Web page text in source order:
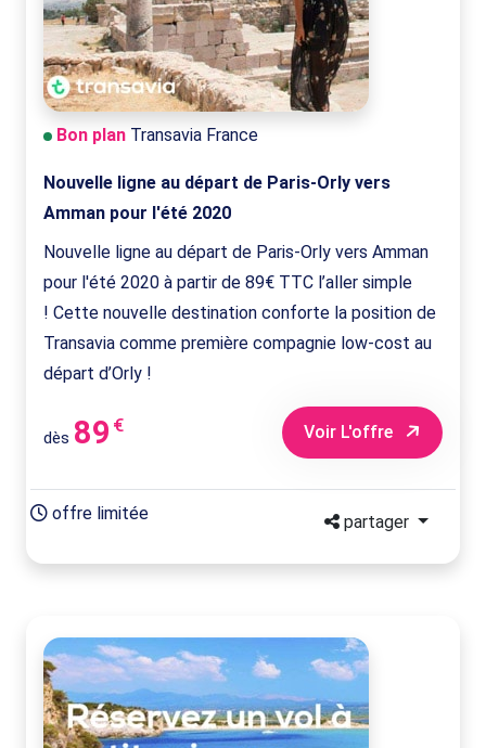
Bon plan Transavia France
Nouvelle ligne au départ de Paris-Orly vers
Amman pour l'été 2020
Nouvelle ligne au départ de Paris-Orly vers Amman
pour l'été 2020 à partir de 89€ TTC l’aller simple
! Cette nouvelle destination conforte la position de
Transavia comme première compagnie low-cost au
départ d’Orly !
dès 89 € Voir L'offre
offre limitée partager